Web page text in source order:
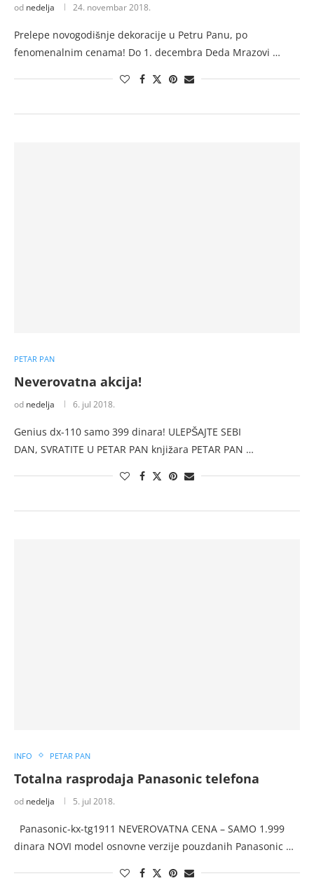
od nedelja 24. novembar 2018.
Prelepe novogodišnje dekoracije u Petru Panu, po
fenomenalnim cenama! Do 1. decembra Deda Mrazovi …
PETAR PAN
Neverovatna akcija!
od nedelja 6. jul 2018.
Genius dx-110 samo 399 dinara! ULEPŠAJTE SEBI
DAN, SVRATITE U PETAR PAN knjižara PETAR PAN …
INFO PETAR PAN
Totalna rasprodaja Panasonic telefona
od nedelja 5. jul 2018.
Panasonic-kx-tg1911 NEVEROVATNA CENA – SAMO 1.999
dinara NOVI model osnovne verzije pouzdanih Panasonic …